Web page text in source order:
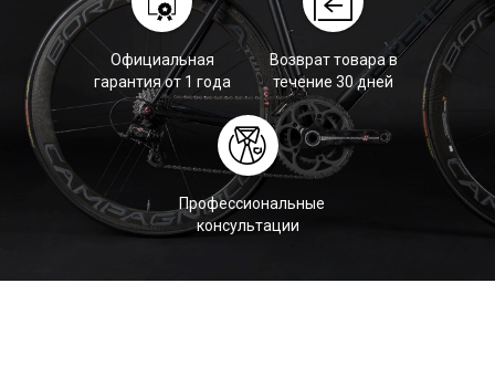
Официальная
гарантия от 1 года
Возврат товара в
течение 30 дней
Профессиональные
консультации